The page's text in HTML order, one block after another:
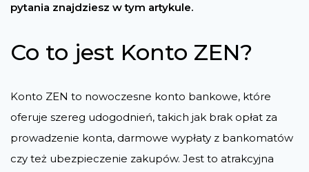
pytania znajdziesz w tym artykule.
Co to jest Konto ZEN?
Konto ZEN to nowoczesne konto bankowe, które
oferuje szereg udogodnień, takich jak brak opłat za
prowadzenie konta, darmowe wypłaty z bankomatów
czy też ubezpieczenie zakupów. Jest to atrakcyjna